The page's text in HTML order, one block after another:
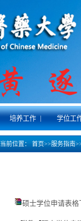
培养工作 | 学位工
当前位置： 首页>>服务指南
硕士学位申请表格